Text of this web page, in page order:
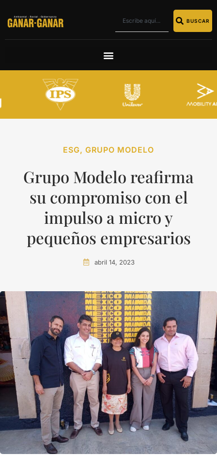
BUSCAR
ESG, GRUPO MODELO
Grupo Modelo reafirma
su compromiso con el
impulso a micro y
pequeños empresarios
abril 14, 2023